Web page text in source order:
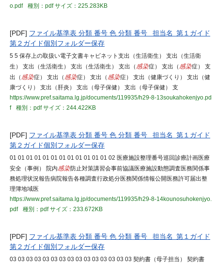
o.pdf
種別：pdfサイズ：225.283KB
[PDF] ファイル基準表 分類 番号 色 分類 番号 担当名 第１ガイド
第２ガイド個別フォルダー保存
5 5 保存上の取扱い電子文書キャビネット支出（生活衛生） 支出（生活衛
生） 支出（生活衛生） 支出（生活衛生） 支出（ 感染症） 支出（ 感染症） 支
出（ 感染症） 支出（ 感染症） 支出（ 感染症） 支出（健康づくり） 支出（健
康づくり） 支出（肝炎） 支出（母子保健） 支出（母子保健） 支
https://www.pref.saitama.lg.jp/documents/119935/h29-8-13soukahokenjyo.pd
f
種別：pdfサイズ：244.422KB
[PDF] ファイル基準表 分類 番号 色 分類 番号 担当名 第１ガイド
第２ガイド個別フォルダー保存
01 01 01 01 01 01 01 01 01 01 01 01 02 医療施設整理番号巡回診療計画医療
安全（事例） 院内感染防止対策講習会事前協議医療施設動態調査医務関係事
務処理状況報告病院報告各種調査行政処分医務関係情報公開医務許可届出整
理簿地域医
https://www.pref.saitama.lg.jp/documents/119935/h29-8-14kounosuhokenjyo.
pdf
種別：pdfサイズ：233.672KB
[PDF] ファイル基準表 分類 番号 色 分類 番号 担当名 第１ガイド
第２ガイド個別フォルダー保存
03 03 03 03 03 03 03 03 03 03 03 03 03 03 03 契約書（母子担当） 契約書